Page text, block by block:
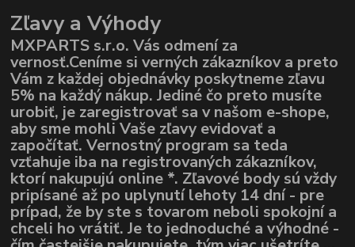
Zľavy a Výhody
MXPARTS s.r.o. Vás odmení za
vernosť.Ceníme si verných zákazníkov a preto
Vám z každej objednávky poskytneme zľavu
5% na každý nákup. Jediné čo preto musíte
urobiť, je zaregistrovať sa v našom e-shope,
aby sme mohli Vaše zľavy evidovať a
započítať. Vernostný program sa teda
vzťahuje iba na registrovaných zákazníkov,
ktorí nakupujú online *. Zľavové body sú vždy
pripísané až po uplynutí lehoty 14 dní - pre
prípad, že by ste s tovarom neboli spokojní a
chceli ho vrátiť. Je to jednoduché a výhodné -